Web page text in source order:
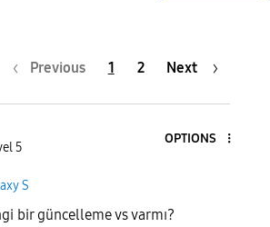
Previous 1 2 Next
5
OPTIONS
S
bir güncelleme vs varmı?